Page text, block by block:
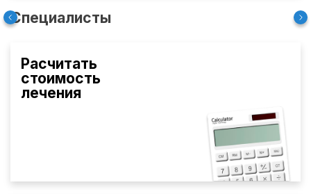
Специалисты
Расчитать
стоимость
лечения